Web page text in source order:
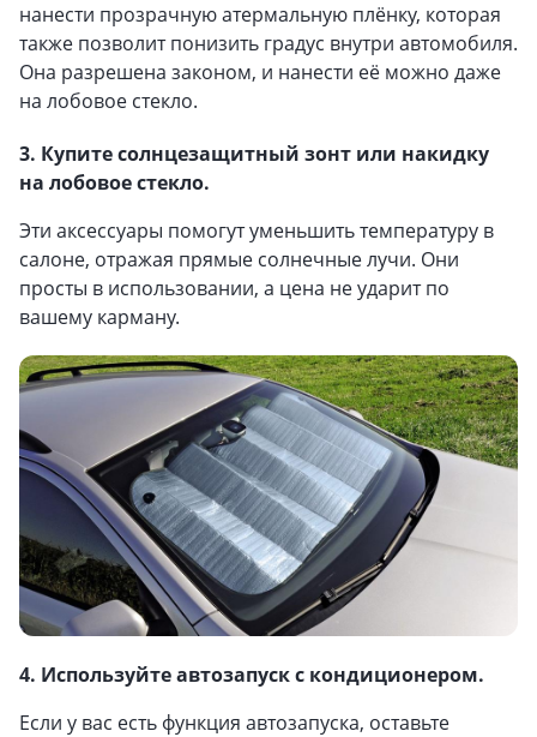
нанести прозрачную атермальную плёнку, которая
также позволит понизить градус внутри автомобиля.
Она разрешена законом, и нанести её можно даже
на лобовое стекло.
3. Купите солнцезащитный зонт или накидку
на лобовое стекло.
Эти аксессуары помогут уменьшить температуру в
салоне, отражая прямые солнечные лучи. Они
просты в использовании, а цена не ударит по
вашему карману.
4. Используйте автозапуск с кондиционером.
Если у вас есть функция автозапуска, оставьте